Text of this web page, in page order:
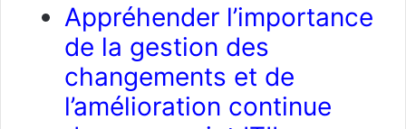
Appréhender l’importance
de la gestion des
changements et de
l’amélioration continue